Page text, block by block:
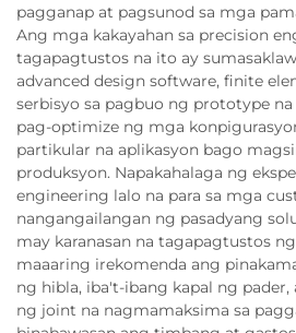
pagganap at pagsunod sa mga
Ang mga kakayahan sa precision
tagapagtustos na ito ay
advanced design software, finite
serbisyo sa pagbuo ng prototype
pag-optimize ng mga
partikular na aplikasyon bago
produksyon. Napakahalaga ng
engineering lalo na para sa mga
nangangailangan ng pasadyang
may karanasan na tagapagtustos
maaaring irekomenda ang
ng hibla, iba't-ibang kapal ng
ng joint na nagmamaksima sa